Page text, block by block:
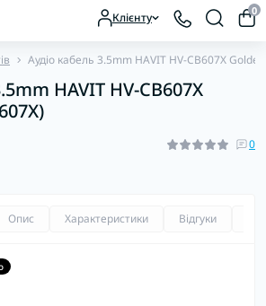
Клієнту 0
Аудіо кабель 3.5mm HAVIT HV-CB607X
HAVIT HV-CB607X
0
Опис Характеристики Відгуки